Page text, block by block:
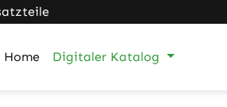
springen
Home Digitaler Katalog